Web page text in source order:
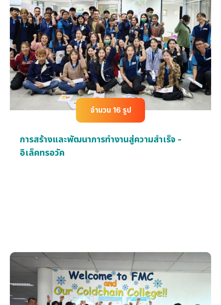
จำนวน 16 รูป
การสร้างและพัฒนาการทำงานสู่ความสำเร็จ -
อิเล็คทรอวัค